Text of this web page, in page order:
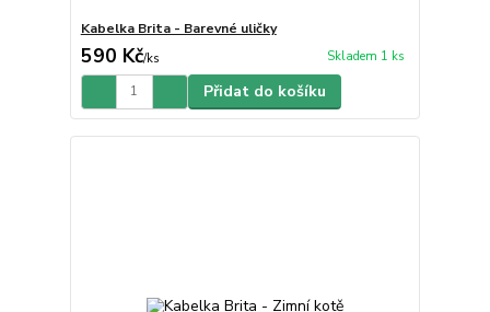
Kabelka Brita - Barevné uličky
590 Kč/ks Skladem 1 ks
Přidat do košíku